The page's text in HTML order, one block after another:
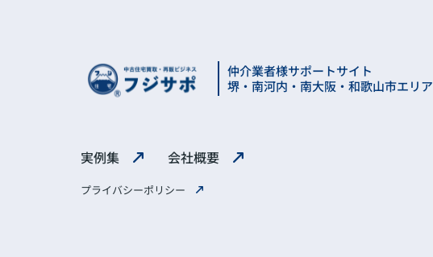
仲介業者様サポートサイト
堺・南河内・南大阪・和歌山市エリア
実例集 会社概要
プライバシーポリシー